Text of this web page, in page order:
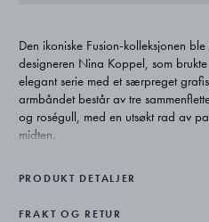
Den ikoniske Fusion-kolleksjonen
designeren Nina Koppel, som
elegant serie med et særpreget
armbåndet består av tre
og roségull, med en utsøkt rad av
midten.
PRODUKT DETALJER
FRAKT OG RETUR